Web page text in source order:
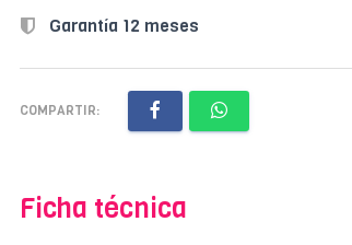
Garantía 12 meses
COMPARTIR:
Ficha técnica